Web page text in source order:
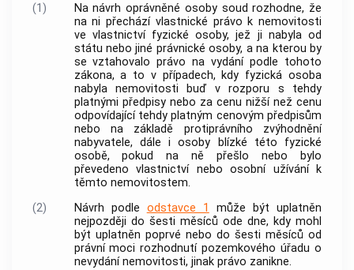
(1) Na návrh oprávněné osobysoud rozhodne, že
na ni přechází vlastnické právo k nemovitosti
ve vlastnictví fyzické osoby, jež ji nabyla od
státu nebo jiné právnické osoby, a na kterou by
se vztahovalo právo na vydání podle tohoto
zákona, a to v případech, kdy fyzická osoba
nabyla nemovitosti buď v rozporu s tehdy
platnými předpisy nebo za cenu nižší než cenu
odpovídající tehdy platným cenovým předpisům
nebo na základě protiprávního zvýhodnění
nabyvatele, dále i osoby blízké této fyzické
osobě, pokud na ně přešlo nebo bylo
převedeno vlastnictví nebo osobní užívání k
těmto nemovitostem.
(2)
Návrh podle odstavce 1
může být uplatněn
nejpozději do šesti měsíců ode dne, kdy mohl
být uplatněn poprvé nebo do šesti měsíců od
právní moci rozhodnutí pozemkového úřadu o
nevydánínemovitosti, jinak právo zanikne.